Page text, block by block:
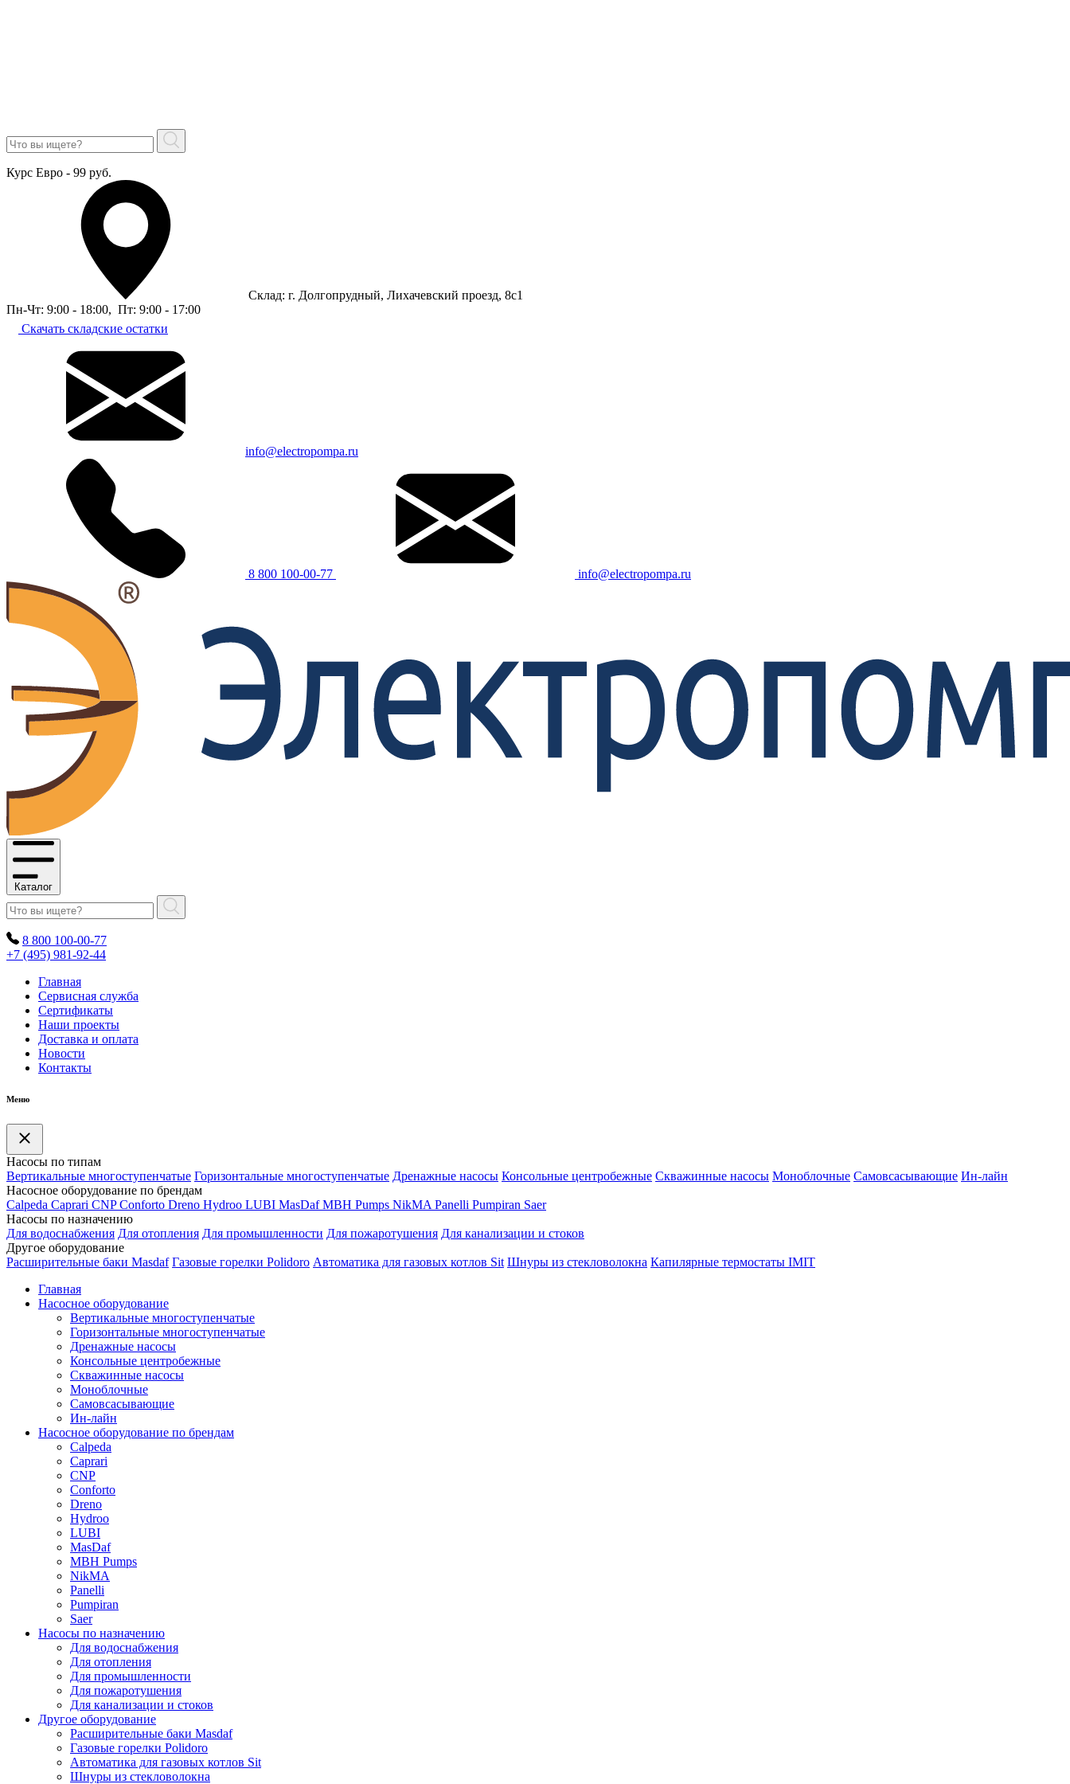
Курс Евро - 99 руб.
Склад: г. Долгопрудный, Лихачевский проезд, 8c1
Пн-Чт: 9:00 - 18:00, Пт: 9:00 - 17:00
Скачать складские остатки
info@electropompa.ru
8 800 100-00-77 info@electropompa.ru
Каталог
8 800 100-00-77
+7 (495) 981-92-44
Главная
Сервисная служба
Сертификаты
Наши проекты
Доставка и оплата
Новости
Контакты
Меню
Насосы по типам
Вертикальные многоступенчатые Горизонтальные многоступенчатые Дренажные насосы Консольные центробежные Скважинные насосы Моноблочные Самовсасывающие Ин-лайн
Насосное оборудование по брендам
Calpeda Caprari CNP Conforto Dreno Hydroo LUBI MasDaf MBH Pumps NikMA Panelli Pumpiran Saer
Насосы по назначению
Для водоснабжения Для отопления Для промышленности Для пожаротушения Для канализации и стоков
Другое оборудование
Расширительные баки Masdaf Газовые горелки Polidoro Автоматика для газовых котлов Sit Шнуры из стекловолокна Капилярные термостаты IMIT
Главная
Насосное оборудование
Вертикальные многоступенчатые
Горизонтальные многоступенчатые
Дренажные насосы
Консольные центробежные
Скважинные насосы
Моноблочные
Самовсасывающие
Ин-лайн
Насосное оборудование по брендам
Calpeda
Caprari
CNP
Conforto
Dreno
Hydroo
LUBI
MasDaf
MBH Pumps
NikMA
Panelli
Pumpiran
Saer
Насосы по назначению
Для водоснабжения
Для отопления
Для промышленности
Для пожаротушения
Для канализации и стоков
Другое оборудование
Расширительные баки Masdaf
Газовые горелки Polidoro
Автоматика для газовых котлов Sit
Шнуры из стекловолокна